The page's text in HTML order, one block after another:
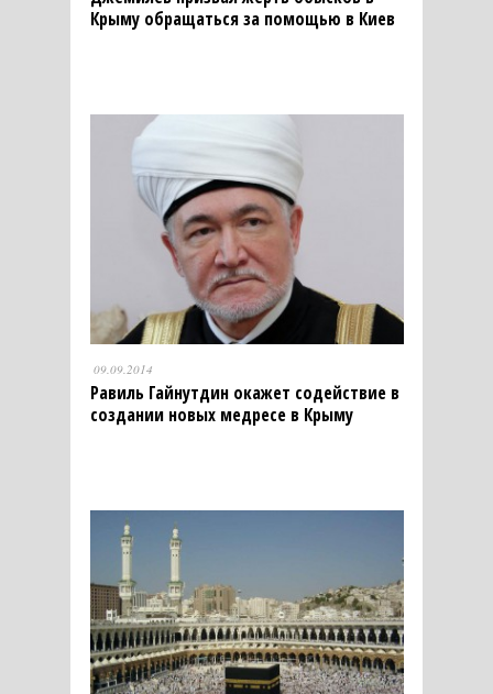
Крыму обращаться за помощью в Киев
09.09.2014
Равиль Гайнутдин окажет содействие в
создании новых медресе в Крыму